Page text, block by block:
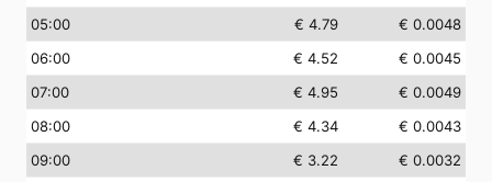
05:00 € 4.79
€ 0.0048
06:00 € 4.52
€ 0.0045
07:00 € 4.95
€ 0.0049
08:00 € 4.34
€ 0.0043
09:00 € 3.22
€ 0.0032